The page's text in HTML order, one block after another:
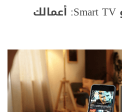
تطبيقات الموبايل و Smart TV: أعمالك